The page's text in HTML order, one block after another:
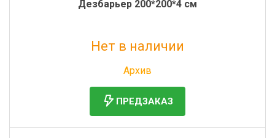
Дезбарьер 200*200*4 см
Нет в наличии
Архив
ПРЕДЗАКАЗ